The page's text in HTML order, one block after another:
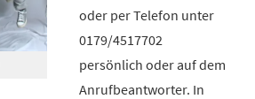
oder per Telefon unter
0179/4517702
persönlich oder auf dem
Anrufbeantworter. In